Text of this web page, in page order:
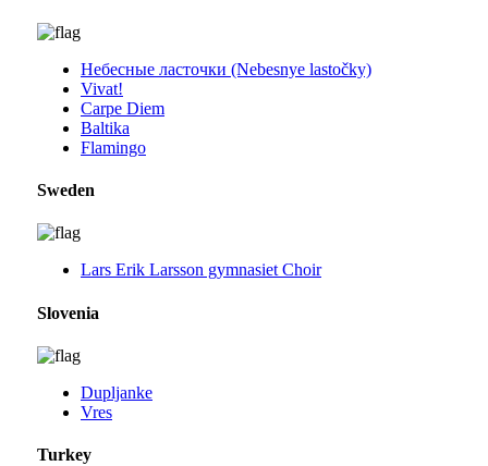
Небесные ласточки (Nebesnye lastočky)
Vivat!
Carpe Diem
Baltika
Flamingo
Sweden
Lars Erik Larsson gymnasiet Choir
Slovenia
Dupljanke
Vres
Turkey